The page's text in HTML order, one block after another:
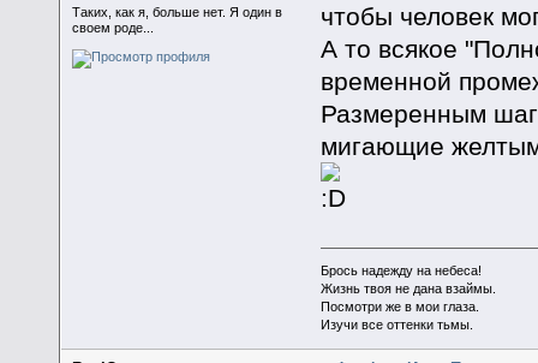
Таких, как я, больше нет. Я один в
своем роде...
чтобы человек
А то всякое
временной
Размеренным
мигающие
Брось надежду на небеса!
Жизнь твоя не дана взаймы.
Посмотри же в мои глаза.
Изучи все оттенки тьмы.